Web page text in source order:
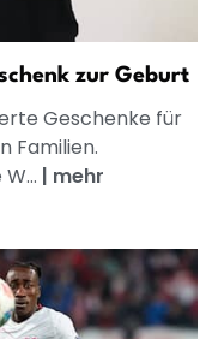
zur Geburt
Geschenke für
Familien.
| mehr